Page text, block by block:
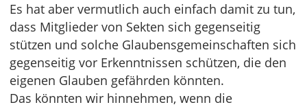
Es hat aber vermutlich auch einfach damit zu tun,
dass Mitglieder von Sekten sich gegenseitig
stützen und solche Glaubensgemeinschaften sich
gegenseitig vor Erkenntnissen schützen, die den
eigenen Glauben gefährden könnten.
Das könnten wir hinnehmen, wenn die